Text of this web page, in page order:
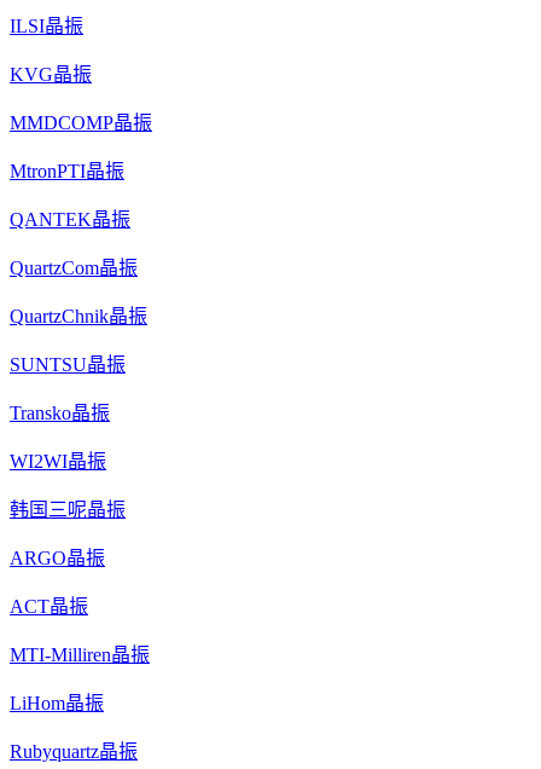
ILSI晶振
KVG晶振
MMDCOMP晶振
MtronPTI晶振
QANTEK晶振
QuartzCom晶振
QuartzChnik晶振
SUNTSU晶振
Transko晶振
WI2WI晶振
韩国三呢晶振
ARGO晶振
ACT晶振
MTI-Milliren晶振
LiHom晶振
Rubyquartz晶振